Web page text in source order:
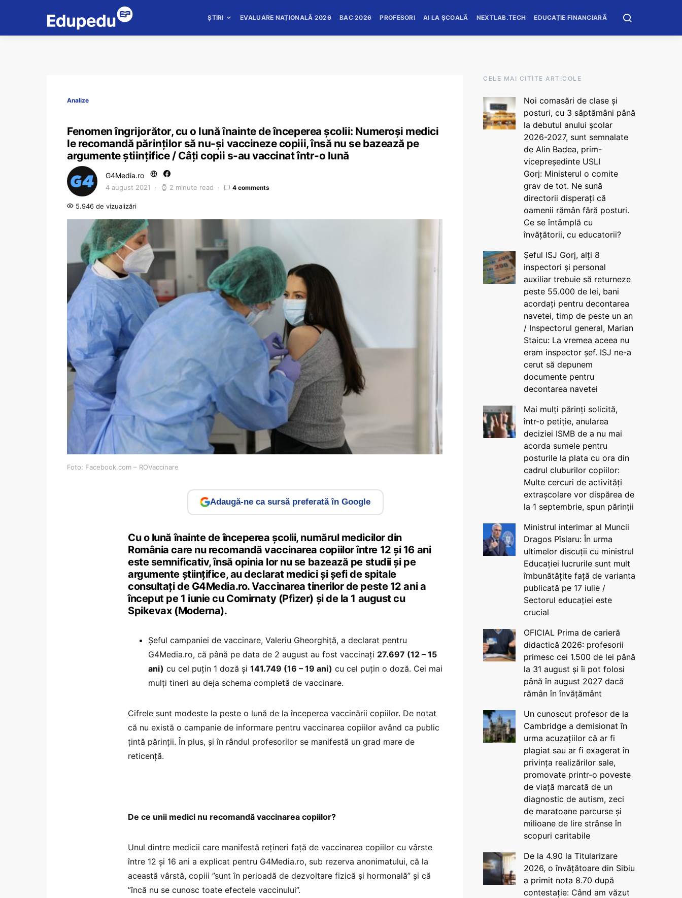
ȘTIRI EVALUARE NAȚIONALĂ 2026 BAC 2026 PROFESORI AI LA ȘCOALĂ NEXTLAB.TECH EDUCAȚIE FINANCIARĂ
Analize
Fenomen îngrijorător, cu o lună înainte de începerea școlii: Numeroși medici
le recomandă părinților să nu-și vaccineze copiii, însă nu se bazează pe
argumente științifice / Câți copii s-au vaccinat într-o lună
G4Media.ro
4 august 2021 2 minute read 4 comments
5.946 de vizualizări
Foto: Facebook.com – ROVaccinare
Adaugă-ne ca sursă preferată în Google
Cu o lună înainte de începerea școlii, numărul medicilor din
România care nu recomandă vaccinarea copiilor între 12 și 16 ani
este semnificativ, însă opinia lor nu se bazează pe studii și pe
argumente științifice, au declarat medici și șefi de spitale
consultați de G4Media.ro. Vaccinarea tinerilor de peste 12 ani a
început pe 1 iunie cu Comirnaty (Pfizer) și de la 1 august cu
Spikevax (Moderna).
Șeful campaniei de vaccinare, Valeriu Gheorghiță, a declarat pentru
G4Media.ro, că până pe data de 2 august au fost vaccinați 27.697 (12 – 15
ani) cu cel puțin 1 doză și 141.749 (16 – 19 ani) cu cel puțin o doză. Cei mai
mulți tineri au deja schema completă de vaccinare.
Cifrele sunt modeste la peste o lună de la începerea vaccinării copiilor. De notat
că nu există o campanie de informare pentru vaccinarea copiilor având ca public
țintă părinții. În plus, și în rândul profesorilor se manifestă un grad mare de
reticență.
De ce unii medici nu recomandă vaccinarea copiilor?
Unul dintre medicii care manifestă rețineri față de vaccinarea copiilor cu vârste
între 12 și 16 ani a explicat pentru G4Media.ro, sub rezerva anonimatului, că la
această vârstă, copiii ”sunt în perioadă de dezvoltare fizică și hormonală” și că
”încă nu se cunosc toate efectele vaccinului”.
CELE MAI CITITE ARTICOLE
Noi comasări de clase și
posturi, cu 3 săptămâni până
la debutul anului școlar
2026-2027, sunt semnalate
de Alin Badea, prim-
vicepreședinte USLI
Gorj: Ministerul o comite
grav de tot. Ne sună
directorii disperați că
oamenii rămân fără posturi.
Ce se întâmplă cu
învățătorii, cu educatorii?
Șeful ISJ Gorj, alți 8
inspectori și personal
auxiliar trebuie să returneze
peste 55.000 de lei, bani
acordați pentru decontarea
navetei, timp de peste un an
/ Inspectorul general, Marian
Staicu: La vremea aceea nu
eram inspector șef. ISJ ne-a
cerut să depunem
documente pentru
decontarea navetei
Mai mulți părinți solicită,
într-o petiție, anularea
deciziei ISMB de a nu mai
acorda sumele pentru
posturile la plata cu ora din
cadrul cluburilor copiilor:
Multe cercuri de activități
extrașcolare vor dispărea de
la 1 septembrie, spun părinții
Ministrul interimar al Muncii
Dragos Pîslaru: În urma
ultimelor discuții cu ministrul
Educației lucrurile sunt mult
îmbunătățite față de varianta
publicată pe 17 iulie /
Sectorul educației este
crucial
OFICIAL Prima de carieră
didactică 2026: profesorii
primesc cei 1.500 de lei până
la 31 august și îi pot folosi
până în august 2027 dacă
rămân în învățământ
Un cunoscut profesor de la
Cambridge a demisionat în
urma acuzațiilor că ar fi
plagiat sau ar fi exagerat în
privința realizărilor sale,
promovate printr-o poveste
de viață marcată de un
diagnostic de autism, zeci
de maratoane parcurse și
milioane de lire strânse în
scopuri caritabile
De la 4.90 la Titularizare
2026, o învățătoare din Sibiu
a primit nota 8.70 după
contestație: Când am văzut